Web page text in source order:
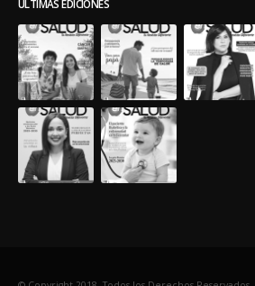
© Copyright 2018. Todos los Derechos Reservados. -
Exitosites.com